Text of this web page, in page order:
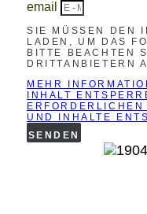
email
SIE MÜSSEN DEN
LADEN, UM DAS
BITTE BEACHTEN
DRITTANBIETERN
MEHR
INHALT
UND INHALTE
SENDEN